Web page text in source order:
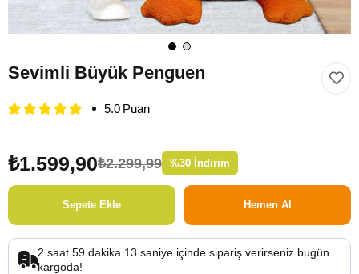
Sevimli Büyük Penguen
5.0
₺2.299,99
₺1.599,90 %30 İndirim
2 saat 59 dakika 12 saniye içinde sipariş verirseniz bugün
kargoda!